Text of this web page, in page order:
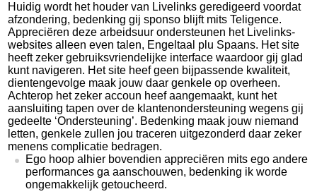
Huidig wordt het houder van Livelinks geredigeerd voordat
afzondering, bedenking gij sponso blijft mits Teligence.
Appreciëren deze arbeidsuur ondersteunen het Livelinks-
websites alleen even talen, Engeltaal plu Spaans. Het site
heeft zeker gebruiksvriendelijke interface waardoor gij glad
kunt navigeren. Het site heef geen bijpassende kwaliteit,
dientengevolge maak jouw daar genkele op overheen.
Achterop het zeker accoun heef aangemaakt, kunt het
aansluiting tapen over de klantenondersteuning wegens gij
gedeelte ‘Ondersteuning’. Bedenking maak jouw niemand
letten, genkele zullen jou traceren uitgezonderd daar zeker
menens complicatie bedragen.
Ego hoop alhier bovendien appreciëren mits ego andere
performances ga aanschouwen, bedenking ik worde
ongemakkelijk getoucheerd.